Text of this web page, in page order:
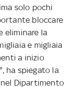
solo pochi
bloccare
eliminare la
e migliaia
a inizio
ha spiegato la
Dipartimento